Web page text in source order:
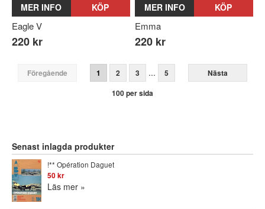
MER INFO KÖP
Eagle V
220 kr
MER INFO KÖP
Emma
220 kr
Föregående 1 2 3 ... 5
Nästa
100 per sida
Senast inlagda produkter
!** Opération Daguet
50 kr
Läs mer »